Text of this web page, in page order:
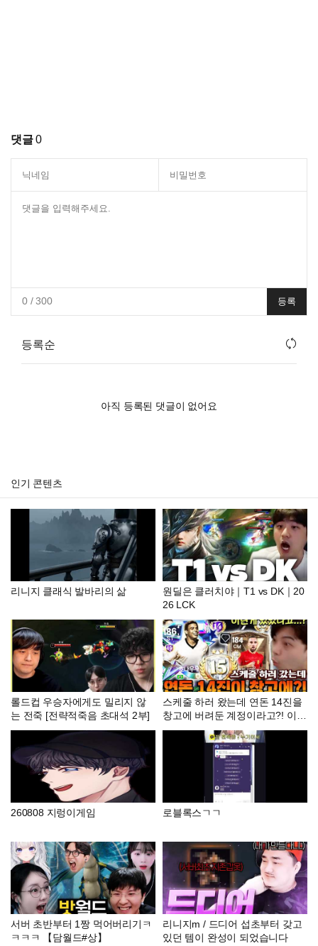
댓글0
0/ 300 등록
등록순
아직 등록된 댓글이 없어요
인기 콘텐츠
리니지 클래식 발바리의 삶
원딜은 클러치야｜T1 vs DK｜20
26 LCK
롤드컵 우승자에게도 밀리지 않
는 전죽 [전략적죽음 초대석 2부]
스케줄 하러 왔는데 연돈 14진을
창고에 버려둔 계정이라고?! 이런
건 다 어디서 나온거야 ㄷㄷ | FC
260808 지렁이게임 로블록스ㄱㄱ
서버 초반부터 1짱 먹어버리기ㅋ
ㅋㅋㅋ 【담월드#상】
리니지m / 드디어 섭초부터 갖고
있던 템이 완성이 되었습니다